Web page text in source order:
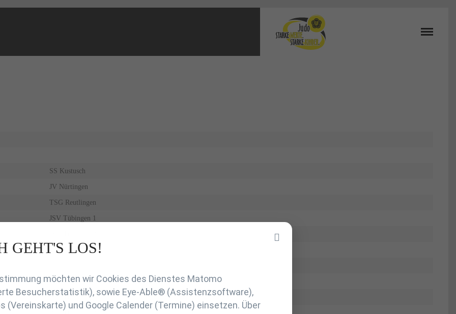
SS Kustusch
JV Nürtingen
TSG Reutlingen
JSV Tübingen 1
JSV Tübingen 1
GEHT'S LOS!
möchten wir Cookies des Dienstes Matomo
Besucherstatistik), sowie Eye-Able® (Assistenzsoftware),
(Vereinskarte) und Google Calender (Termine) einsetzen. Über